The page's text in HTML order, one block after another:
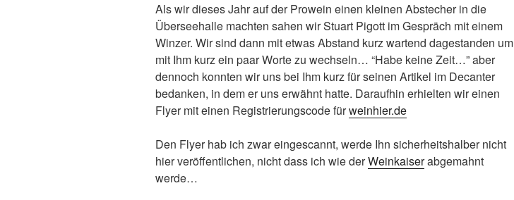
Als wir dieses Jahr auf der Prowein einen kleinen Abstecher in die
Überseehalle machten sahen wir Stuart Pigott im Gespräch mit einem
Winzer. Wir sind dann mit etwas Abstand kurz wartend dagestanden um
mit Ihm kurz ein paar Worte zu wechseln… “Habe keine Zeit…” aber
dennoch konnten wir uns bei Ihm kurz für seinen Artikel im Decanter
bedanken, in dem er uns erwähnt hatte. Daraufhin erhielten wir einen
Flyer mit einen Registrierungscode fürweinhier.de
Den Flyer hab ich zwar eingescannt, werde Ihn sicherheitshalber nicht
hier veröffentlichen, nicht dass ich wie derWeinkaiserabgemahnt
werde…